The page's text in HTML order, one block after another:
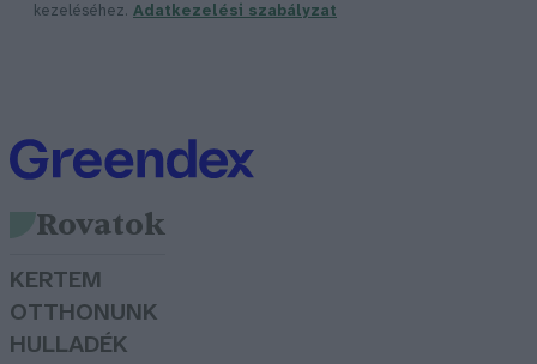
kezeléséhez. Adatkezelési szabályzat
Rovatok
KERTEM
OTTHONUNK
HULLADÉK